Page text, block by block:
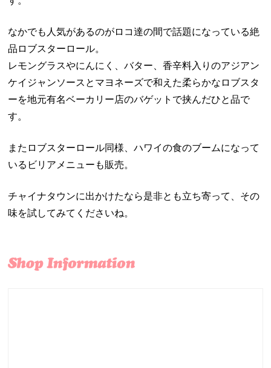
なかでも人気があるのがロコ達の間で話題になっている絶
品ロブスターロール。
レモングラスやにんにく、バター、香辛料入りのアジアン
ケイジャンソースとマヨネーズで和えた柔らかなロブスタ
ーを地元有名ベーカリー店のバゲットで挟んだひと品で
す。
またロブスターロール同様、ハワイの食のブームになって
いるビリアメニューも販売。
チャイナタウンに出かけたなら是非とも立ち寄って、その
味を試してみてくださいね。